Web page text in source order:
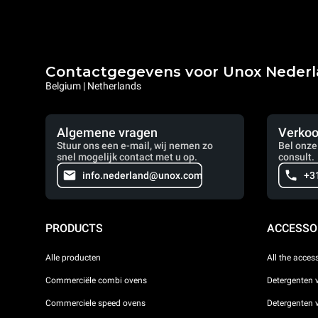
Contactgegevens voor Unox
Belgium | Netherlands
Algemene vragen
Stuur ons een e-mail, wij nemen zo
snel mogelijk contact met u op.
info.nederland@unox.com
Bel
consult.
PRODUCTS
Alle producten
Commerciële combi ovens
Commerciele speed ovens
All the
Detergenten
Detergenten